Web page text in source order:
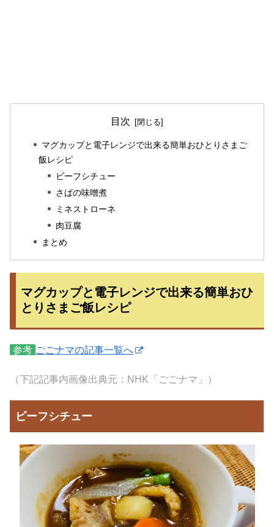
目次
マグカップと電子レンジで出来る簡単おひとりさまご
飯レシピ
ビーフシチュー
さばの味噌煮
ミネストローネ
肉豆腐
まとめ
マグカップと電子レンジで出来る簡単おひ
とりさまご飯レシピ
参考 ごごナマの記事一覧へ
（下記記事内画像出典元：NHK「ごごナマ」）
ビーフシチュー